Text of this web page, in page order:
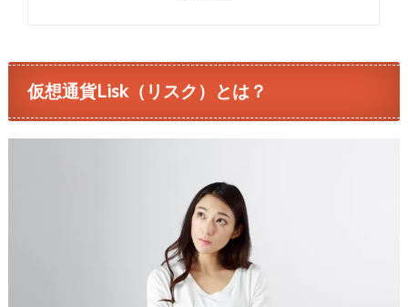
仮想通貨Lisk（リスク）とは？